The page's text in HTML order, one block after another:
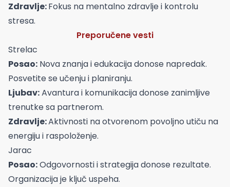
Zdravlje:Fokus na mentalno zdravlje i kontrolu
stresa.
Preporučene vesti
Strelac
Posao: Nova znanja i edukacija donose napredak.
Posvetite se učenju i planiranju.
Ljubav:Avantura i komunikacija donose zanimljive
trenutke sa partnerom.
Zdravlje:Aktivnosti na otvorenom povoljno utiču na
energiju i raspoloženje.
Jarac
Posao:Odgovornosti i strategija donose rezultate.
Organizacija je ključ uspeha.